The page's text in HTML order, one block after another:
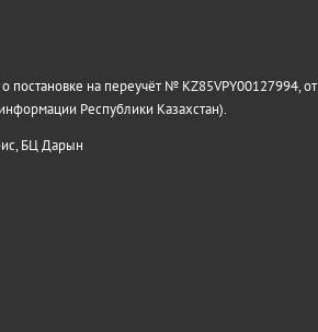
постановке на переучёт № KZ85VPY00127994, от
Республики Казахстан).
БЦ Дарын